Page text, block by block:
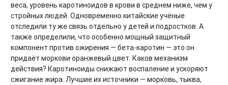
веса, уровень каротиноидов в крови в среднем ниже, чем у
стройных людей. Одновременно китайские учёные
отследили ту же связь отдельно у детей и подростков. А
также определили, что особенно мощный защитный
компонент против ожирения — бета-каротин — это он
придаёт моркови оранжевый цвет. Каков механизм
действия? Каротиноиды снижают воспаление и ускоряют
сжигание жира. Лучшие их источники — морковь, тыква,